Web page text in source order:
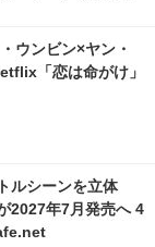
ウンビン×ヤン・
「恋は命がけ」
ルシーンを立体
2027年7月発売へ 4